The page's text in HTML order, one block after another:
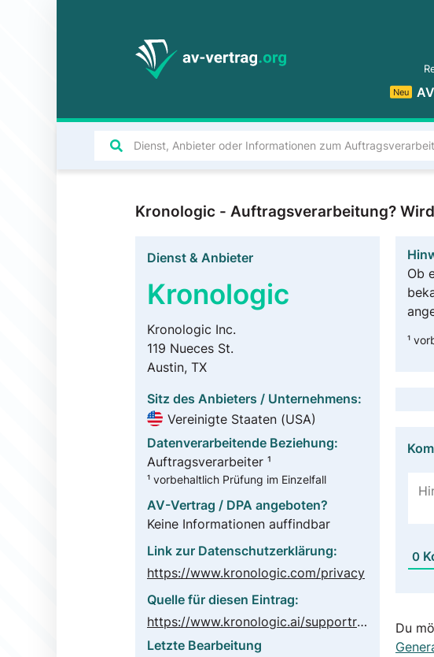
Neu
Kronologic - Auftragsverarbeitung?
Dienst & Anbieter
Kronologic
Kronologic Inc.
119 Nueces St.
Austin, TX
Sitz des Anbieters / Unternehmens:
Vereinigte Staaten (USA)
Datenverarbeitende Beziehung:
Auftragsverarbeiter ¹
¹ vorbehaltlich Prüfung im Einzelfall
AV-Vertrag / DPA angeboten?
Keine Informationen auffindbar
Link zur Datenschutzerklärung:
https://www.kronologic.com/privacy
Quelle für diesen Eintrag:
https://www.kronologic.ai/supportrequest
Letzte Bearbeitung
Ob
¹
0
Du